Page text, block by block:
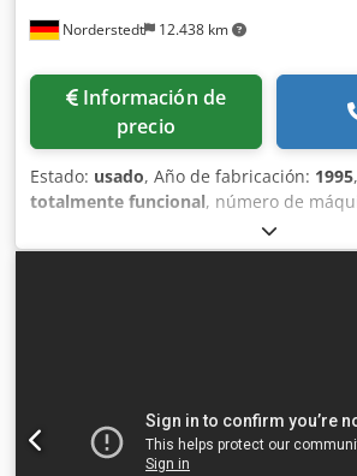
Norderstedt 12.438 km
Información de
precio
Estado: usado, Año de fabricación: 1995
totalmente funcional, número de
, Oferta No.: M60L/8491
transportadora Marca: GÖSSLING Tipo:
alcance de trabajo: 200 mm Djdpfx